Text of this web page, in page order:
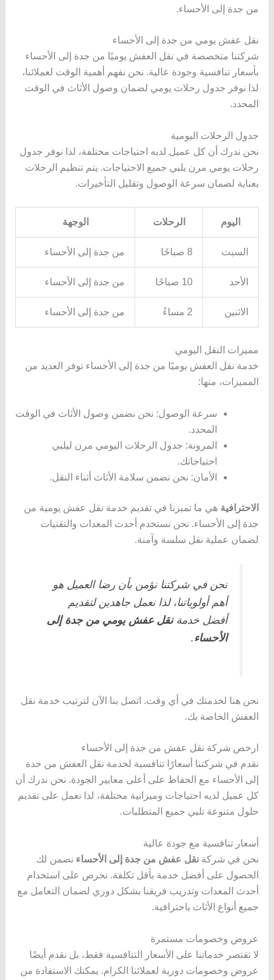
من جدة إلى الأحساء.
نقل عفش يومي من جدة إلى الأحساء
شركتنا متخصصة في نقل العفش يوميًا من جدة إلى الأحساء
بأسعار تنافسية وجودة عالية. نحن نفهم أهمية الوقت لعملائنا،
لذا نوفر جدول رحلات يومي لضمان وصول الأثاث في الوقت
المحدد.
جدول الرحلات اليومية
نحن ندرك أن كل عميل لديه احتياجات مختلفة، لذا نوفر جدول
رحلات يومي مرن يلبي جميع الاحتياجات. يتم تنظيم الرحلات
بعناية لضمان سرعة الوصول وتقليل التأخيرات.
اليوم الرحلات الوجهة
السبت 8 صباحًا من جدة إلى الأحساء
الأحد 10 صباحًا من جدة إلى الأحساء
الاثنين 2 مساءً من جدة إلى الأحساء
مميزات النقل اليومي
خدمة نقل العفش يوميًا من جدة إلى الأحساء توفر العديد من
المميزات، منها:
سرعة الوصول: نحن نضمن وصول الأثاث في الوقت
المحدد.
المرونة: جدول الرحلات اليومي مرن ليلبي
احتياجاتك.
الأمان: نحن نضمن سلامة الأثاث أثناء النقل.
الاحترافية هي ما تميزنا في تقديم خدمة نقل عفش يومية من
جدة إلى الأحساء. نحن نستخدم أحدث المعدات والتقنيات
لضمان عملية نقل سلسة وآمنة.
نحن في شركتنا نؤمن بأن رضا العميل هو
أهم أولوياتنا، لذا نعمل جاهدين لتقديم
أفضل خدمةنقل عفش يومي من جدة إلى
الأحساء.
نحن هنا لخدمتك في أي وقت. اتصل بنا الآن لترتيب خدمة نقل
العفش الخاصة بك.
ارخص شركة نقل عفش من جدة إلى الأحساء
نقدم في شركتنا أسعارًا تنافسية لخدمة نقل العفش من جدة
إلى الأحساء مع الحفاظ على أعلى معايير الجودة. نحن ندرك أن
كل عميل لديه احتياجات وميزانية مختلفة، لذا نعمل على تقديم
حلول متنوعة تلبي جميع المتطلبات.
أسعار تنافسية مع جودة عالية
نحن في شركة نقل عفش من جدة إلى الأحساء نضمن لك
الحصول على أفضل خدمة بأقل تكلفة. نحرص على استخدام
أحدث المعدات وتدريب فريقنا بشكل دوري لضمان التعامل مع
جميع أنواع الأثاث باحترافية.
عروض وخصومات مستمرة
لا تقتصر خدماتنا على الأسعار التنافسية فقط، بل نقدم أيضًا
عروض وخصومات دورية لعملائنا الكرام. يمكنك الاستفادة من